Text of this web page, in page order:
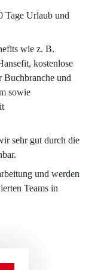
Tage Urlaub und
wie z. B.
kostenlose
Buchbranche und
sowie
sehr gut durch die
und werden
Teams in